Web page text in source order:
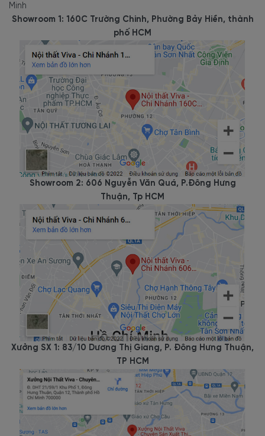
BH-3192 thuộc dạng bàn cỡ dài đáp ứng tới 15-18 người ngồi.
Phù hợp bàn họp chân sắt dùng được dòng bàn hội nghị, bàn họp
văn phòng cao cấp này. Để tổ chức các buổi pitching, hội nghị
với nhiều đối tác. Hoặc dùng bàn họp chân sắt trong những buổi
họp nội bộ lớn quan trọng của công ty. BH-3192 được nhiều
khách hàng đánh giá cao bởi có chất lượng tốt đi kèm mức giá
thành phải chăng.
Kết hợp hài hòa
Ngoài ra, mẫu bàn họp chân sắt có thể kết hợp cùng với nhiều sản
phẩm khác nhau như ghế hội nghị, ghế lãnh đạo, bàn quầy lễ tân.
Hoàn thiện mang đến không gian văn phòng chuyên nghiệp
Màu sắc có sự phá cách
Bàn Họp Chân Sắt Gỗ Công Nghiệpkhông chỉ góp phần kiến
tạo không gian văn phòng làm việc tiện nghi. Mà còn mang đậm
chất phong cách riêng của bạn.
Cách
phối màu sang trọng góp phần tạo không gian văn phòng
làm việc chuyên nghiệp, sang trọng nhất có thể. Hơn nữa, màu
sắc bàn họp chân sắt vô cùng sạch sẽ và dễ dàng vệ sinh chỉ với
Nội thất Viva cung cấp bảng màu với đa dạng các
màu sắc để dùng được trong môi trường làm việc hoàn hảo nhất.
3.
Viva Furniture - Địa chỉ
Minh
Showroom 1: 160C Trường Chinh, Phường Bảy Hiền, thành
phố HCM
Showroom 2: 606 Nguyễn Văn Quá, P.Đông Hưng
Thuận, Tp HCM
Xưởng SX 1: 83/10 Dương Thị Giang, P. Đông Hưng Thuận,
TP HCM